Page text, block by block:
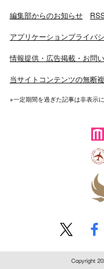
編集部からのお知らせ
アプリケーションプライバ
情報提供・広告掲載・お問
当サイトコンテンツの無断
※一定期間を過ぎた記事は非表示
Copyright